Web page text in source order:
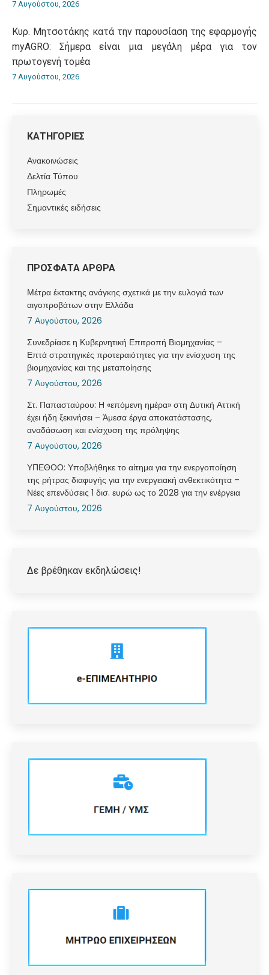
7 Αυγούστου, 2026
Κυρ. Μητσοτάκης κατά την παρουσίαση της εφαρμογής
myAGRO: Σήμερα είναι μια μεγάλη μέρα για τον
πρωτογενή τομέα
7 Αυγούστου, 2026
ΚΑΤΗΓΟΡΙΕΣ
Ανακοινώσεις
Δελτία Τύπου
Πληρωμές
Σημαντικές ειδήσεις
ΠΡΟΣΦΑΤΑ ΑΡΘΡΑ
Μέτρα έκτακτης ανάγκης σχετικά με την ευλογιά των
αιγοπροβάτων στην Ελλάδα
7 Αυγούστου, 2026
Συνεδρίασε η Κυβερνητική Επιτροπή Βιομηχανίας –
Επτά στρατηγικές προτεραιότητες για την ενίσχυση της
βιομηχανίας και της μεταποίησης
7 Αυγούστου, 2026
Στ. Παπασταύρου: Η «επόμενη ημέρα» στη Δυτική Αττική
έχει ήδη ξεκινήσει – Άμεσα έργα αποκατάστασης,
αναδάσωση και ενίσχυση της πρόληψης
7 Αυγούστου, 2026
ΥΠΕΘΟΟ: Υποβλήθηκε το αίτημα για την ενεργοποίηση
της ρήτρας διαφυγής για την ενεργειακή ανθεκτικότητα –
Νέες επενδύσεις 1 δισ. ευρώ ως το 2028 για την ενέργεια
7 Αυγούστου, 2026
Δε βρέθηκαν εκδηλώσεις!